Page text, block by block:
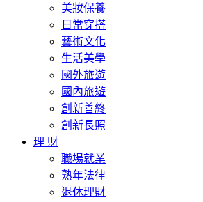
美妝保養
日常穿搭
藝術文化
生活美學
國外旅遊
國內旅遊
創新善終
創新長照
理 財
職場就業
熟年法律
退休理財